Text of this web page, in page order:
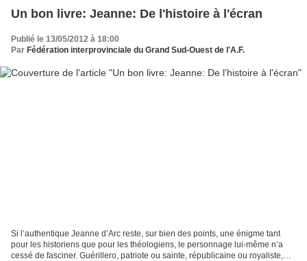
Un bon livre: Jeanne: De l'histoire à l'écran
Publié le 13/05/2012 à 18:00
Par Fédération interprovinciale du Grand Sud-Ouest de l'A.F.
Si l’authentique Jeanne d’Arc reste, sur bien des points, une énigme tant
pour les historiens que pour les théologiens, le personnage lui-même n’a
cessé de fasciner. Guérillero, patriote ou sainte, républicaine ou royaliste,